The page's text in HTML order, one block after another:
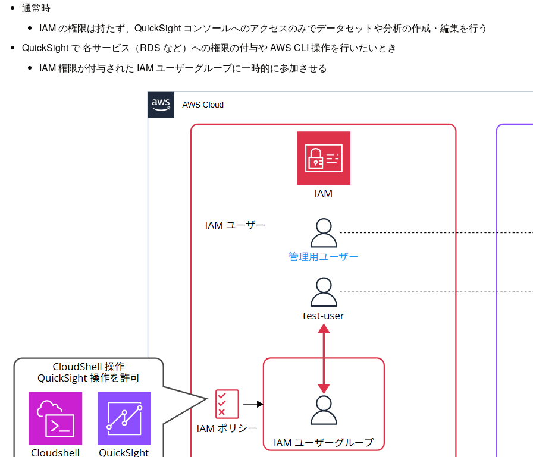
通常時
IAM の権限は持たず、QuickSight コンソールへのアクセスのみでデータセットや分析の作成・編集を行う
QuickSight で 各サービス（RDS など）への権限の付与や AWS CLI 操作を行いたいとき
IAM 権限が付与された IAM ユーザーグループに一時的に参加させる